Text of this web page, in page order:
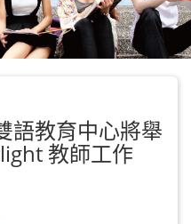
語教育中心將舉
教師工作